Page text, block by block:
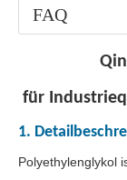
FAQ
Qingdao
für
1.
Polyethylenglykol